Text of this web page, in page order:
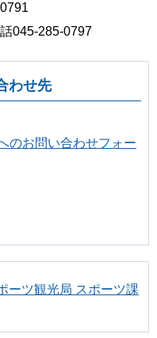
045-285-0797
わせ先
のお問い合わせフォー
ーツ観光局 スポーツ課